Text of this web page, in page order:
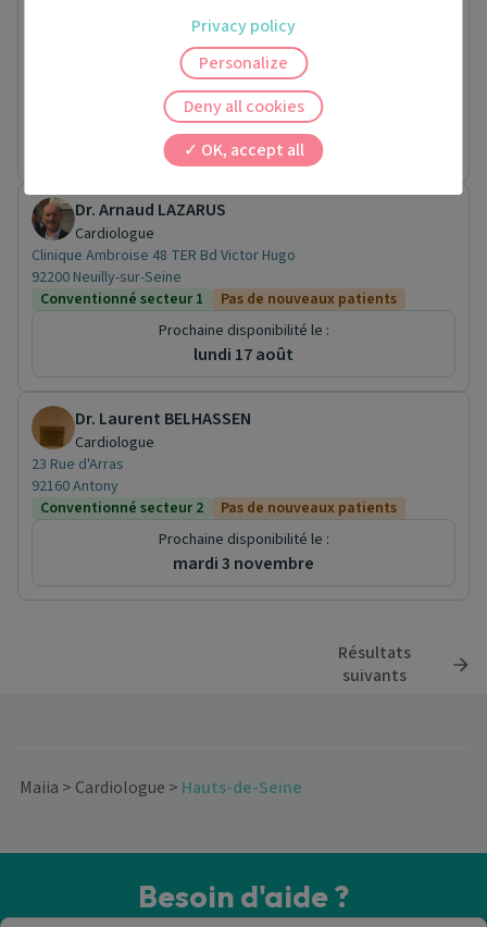
Dr. Bruno CAUCHEMEZ
27 BOULEVARD VICTOR HUGO
Conventionné secteur 1
Pas de rendez-vous en ligne pour ce praticien.
Dr. Arnaud LAZARUS
Cardiologue
Clinique Ambroise 48 TER Bd Victor Hugo
92200 Neuilly-sur-Seine
Conventionné secteur 1
Pas de nouveaux patients
Prochaine disponibilité le :
lundi 17 août
Dr. Laurent BELHASSEN
Cardiologue
23 Rue d'Arras
92160 Antony
Conventionné secteur 2
Pas de nouveaux patients
Prochaine disponibilité le :
mardi 3 novembre
Résultats
suivants
Maiia > Cardiologue > Hauts-de-Seine
Besoin d'aide ?
OK, accept all
Deny all cookies
Personalize
Privacy policy